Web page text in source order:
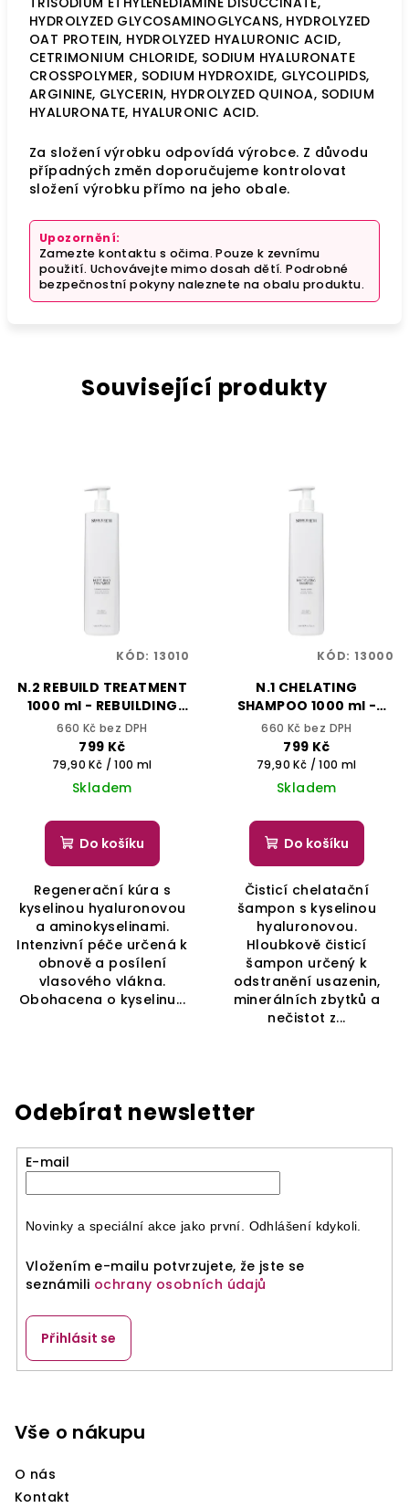
HYDROLYZED GLYCOSAMINOGLYCANS, HYDROLYZED
OAT PROTEIN, HYDROLYZED HYALURONIC ACID,
CETRIMONIUM CHLORIDE, SODIUM HYALURONATE
CROSSPOLYMER, SODIUM HYDROXIDE, GLYCOLIPIDS,
ARGININE, GLYCERIN, HYDROLYZED QUINOA, SODIUM
HYALURONATE, HYALURONIC ACID.
Za složení výrobku odpovídá výrobce. Z důvodu
případných změn doporučujeme kontrolovat
složení výrobku přímo na jeho obale.
Upozornění:
Zamezte kontaktu s očima. Pouze k zevnímu
použití. Uchovávejte mimo dosah dětí. Podrobné
bezpečnostní pokyny naleznete na obalu produktu.
Související produkty
N.2 REBUILD TREATMENT
1000 ml - REBUILDING
TREATMENT - SELECTIVE
PROFESSIONAL
660 Kč bez DPH
799 Kč
Měrná
cena:
79,90 Kč / 100 ml
Skladem
Do košíku
Regenerační kúra s
kyselinou hyaluronovou
a aminokyselinami.
Intenzivní péče určená k
obnově a posílení
vlasového vlákna.
Obohacena o kyselinu...
KÓD: 13010
N.1 CHELATING
SHAMPOO 1000 ml -
Chelatační šampon s
kyselinou
hyaluronovou -
REBUILDING TREATMENT
660 Kč bez DPH
799 Kč
Měrná
cena:
79,90 Kč / 100 ml
Skladem
Do košíku
Čisticí chelatační
šampon s kyselinou
hyaluronovou.
Hloubkově čisticí
šampon určený k
odstranění usazenin,
minerálních zbytků a
nečistot z...
KÓD: 13000
Odebírat newsletter
E-mail
Novinky a speciální akce jako první. Odhlášení kdykoli.
Vložením e-mailu potvrzujete, že jste se
seznámili ochrany osobních údajů
Přihlásit se
Vše o nákupu
O nás
Kontakt